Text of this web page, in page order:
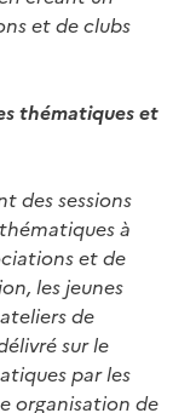
et de clubs
thématiques et
des sessions
à
et de
les jeunes
de
sur le
par les
organisation de